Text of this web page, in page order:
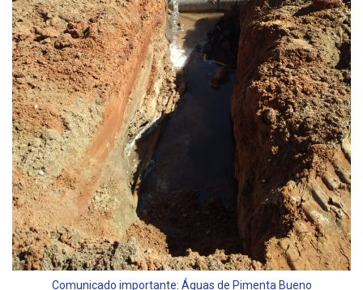
Comunicado importante: Águas de Pimenta Bueno